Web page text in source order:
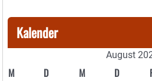
Kalender
August
M D M D